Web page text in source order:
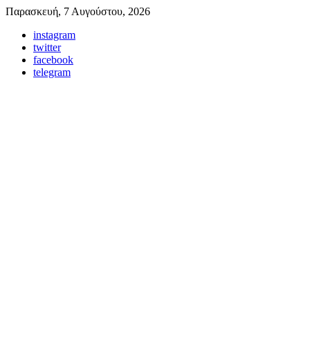
Παρασκευή, 7 Αυγούστου, 2026
instagram
twitter
facebook
telegram